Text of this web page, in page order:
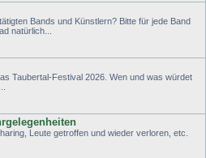
Bands und Künstlern? Bitte für jede Band
natürlich...
Taubertal-Festival 2026. Wen und was würdet
Leute getroffen und wieder verloren, etc.